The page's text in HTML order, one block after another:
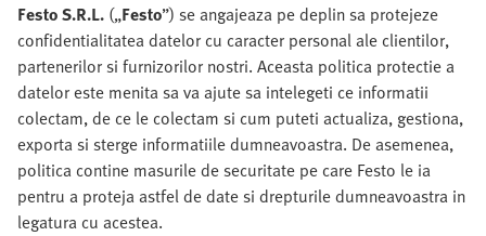
Festo S.R.L. („Festo”) se angajeaza pe deplin sa protejeze
confidentialitatea datelor cu caracter personal ale clientilor,
partenerilor si furnizorilor nostri. Aceasta politica protectie a
datelor este menita sa va ajute sa intelegeti ce informatii
colectam, de ce le colectam si cum puteti actualiza, gestiona,
exporta si sterge informatiile dumneavoastra. De asemenea,
politica contine masurile de securitate pe care Festo le ia
pentru a proteja astfel de date si drepturile dumneavoastra in
legatura cu acestea.